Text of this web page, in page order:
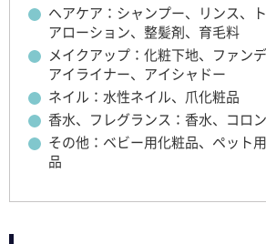
ヘアケア：シャンプー、リンス、
アローション、整髪剤、育毛料
メイクアップ：化粧下地、ファン
アイライナー、アイシャドー
ネイル：水性ネイル、爪化粧品
香水、フレグランス：香水、コロン
その他：ベビー用化粧品、ペット
品